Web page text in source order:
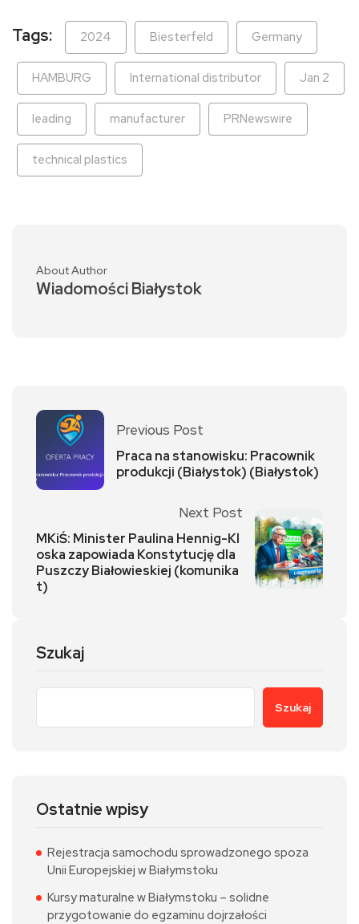
Tags: 2024 Biesterfeld Germany
HAMBURG International distributor Jan 2
leading manufacturer PRNewswire
technical plastics
About Author
Wiadomości Białystok
Previous Post
Praca na stanowisku: Pracownik
produkcji (Białystok) (Białystok)
Next Post
MKiŚ: Minister Paulina Hennig-Kl
oska zapowiada Konstytucję dla
Puszczy Białowieskiej (komunika
t)
Szukaj
Szukaj
Ostatnie wpisy
Rejestracja samochodu sprowadzonego spoza
Unii Europejskiej w Białymstoku
Kursy maturalne w Białymstoku – solidne
przygotowanie do egzaminu dojrzałości